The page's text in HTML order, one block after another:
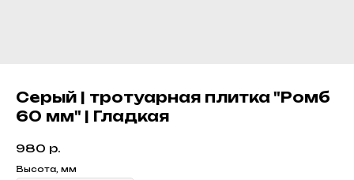
Серый | тротуарная плитка "Ромб
60 мм" | Гладкая
980 р.
Высота, мм